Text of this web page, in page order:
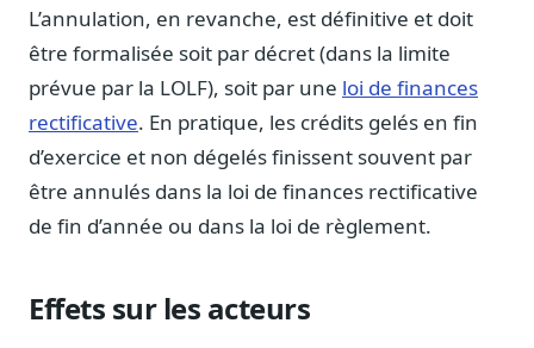
Lexique parlementaire
1027 termes expliqués
Glossaire affaires publiques
Lexique par thème métier
Sources couvertes
23 flux indexés
Nouveautés produit
Ils utilisent Legiwatch
L’annulation, en revanche, est définitive et doit
être formalisée soit par décret (dans la limite
prévue par la LOLF), soit par une loi de finances
rectificative. En pratique, les crédits gelés en fin
d’exercice et non dégelés finissent souvent par
être annulés dans la loi de finances rectificative
de fin d’année ou dans la loi de règlement.
Effets sur les acteurs